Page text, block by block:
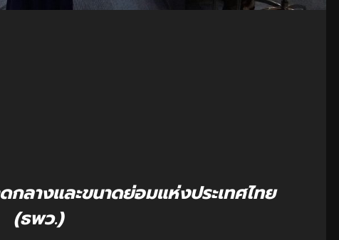
ลางและขนาดย่อมแห่งประเทศไทย
(ธพว.)